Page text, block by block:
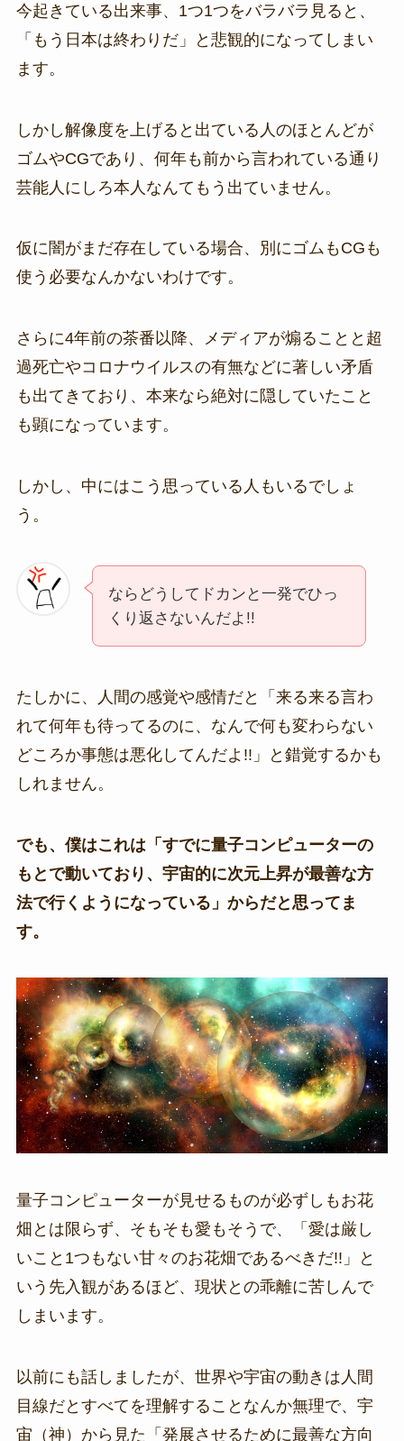
今起きている出来事、1つ1つをバラバラ見ると、
「もう日本は終わりだ」と悲観的になってしまい
ます。
しかし解像度を上げると出ている人のほとんどが
ゴムやCGであり、何年も前から言われている通り
芸能人にしろ本人なんてもう出ていません。
仮に闇がまだ存在している場合、別にゴムもCGも
使う必要なんかないわけです。
さらに4年前の茶番以降、メディアが煽ることと超
過死亡やコロナウイルスの有無などに著しい矛盾
も出てきており、本来なら絶対に隠していたこと
も顕になっています。
しかし、中にはこう思っている人もいるでしょ
う。
ならどうしてドカンと一発でひっ
くり返さないんだよ!!
たしかに、人間の感覚や感情だと「来る来る言わ
れて何年も待ってるのに、なんで何も変わらない
どころか事態は悪化してんだよ!!」と錯覚するかも
しれません。
でも、僕はこれは「すでに量子コンピューターの
もとで動いており、宇宙的に次元上昇が最善な方
法で行くようになっている」からだと思ってま
す。
量子コンピューターが見せるものが必ずしもお花
畑とは限らず、そもそも愛もそうで、「愛は厳し
いこと1つもない甘々のお花畑であるべきだ!!」と
いう先入観があるほど、現状との乖離に苦しんで
しまいます。
以前にも話しましたが、世界や宇宙の動きは人間
目線だとすべてを理解することなんか無理で、宇
宙（神）から見た「発展させるために最善な方向